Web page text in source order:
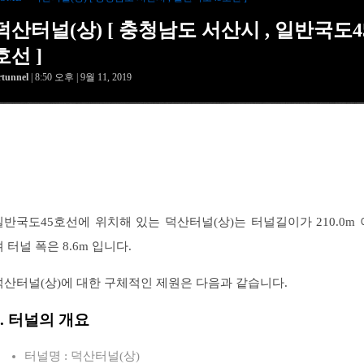
산터널(상) [ 충청남도 서산시 , 일반국도
선 ]
| 8:50 오후 | 9월 11, 2019
반국도45호선에 위치해 있는 덕산터널(상)는 터널길이가 210.0m
터널 폭은 8.6m 입니다.
산터널(상)에 대한 구체적인 제원은 다음과 같습니다.
터널의 개요
터널명 : 덕산터널(상)